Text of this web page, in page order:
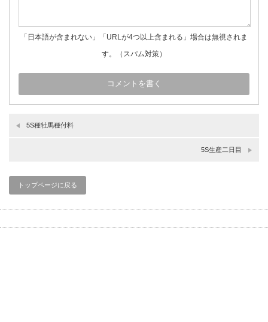
「日本語が含まれない」「URLが4つ以上含まれる」場合は無視されま
す。（スパム対策）
5S種牡馬種付料
5S生産二日目
トップページに戻る